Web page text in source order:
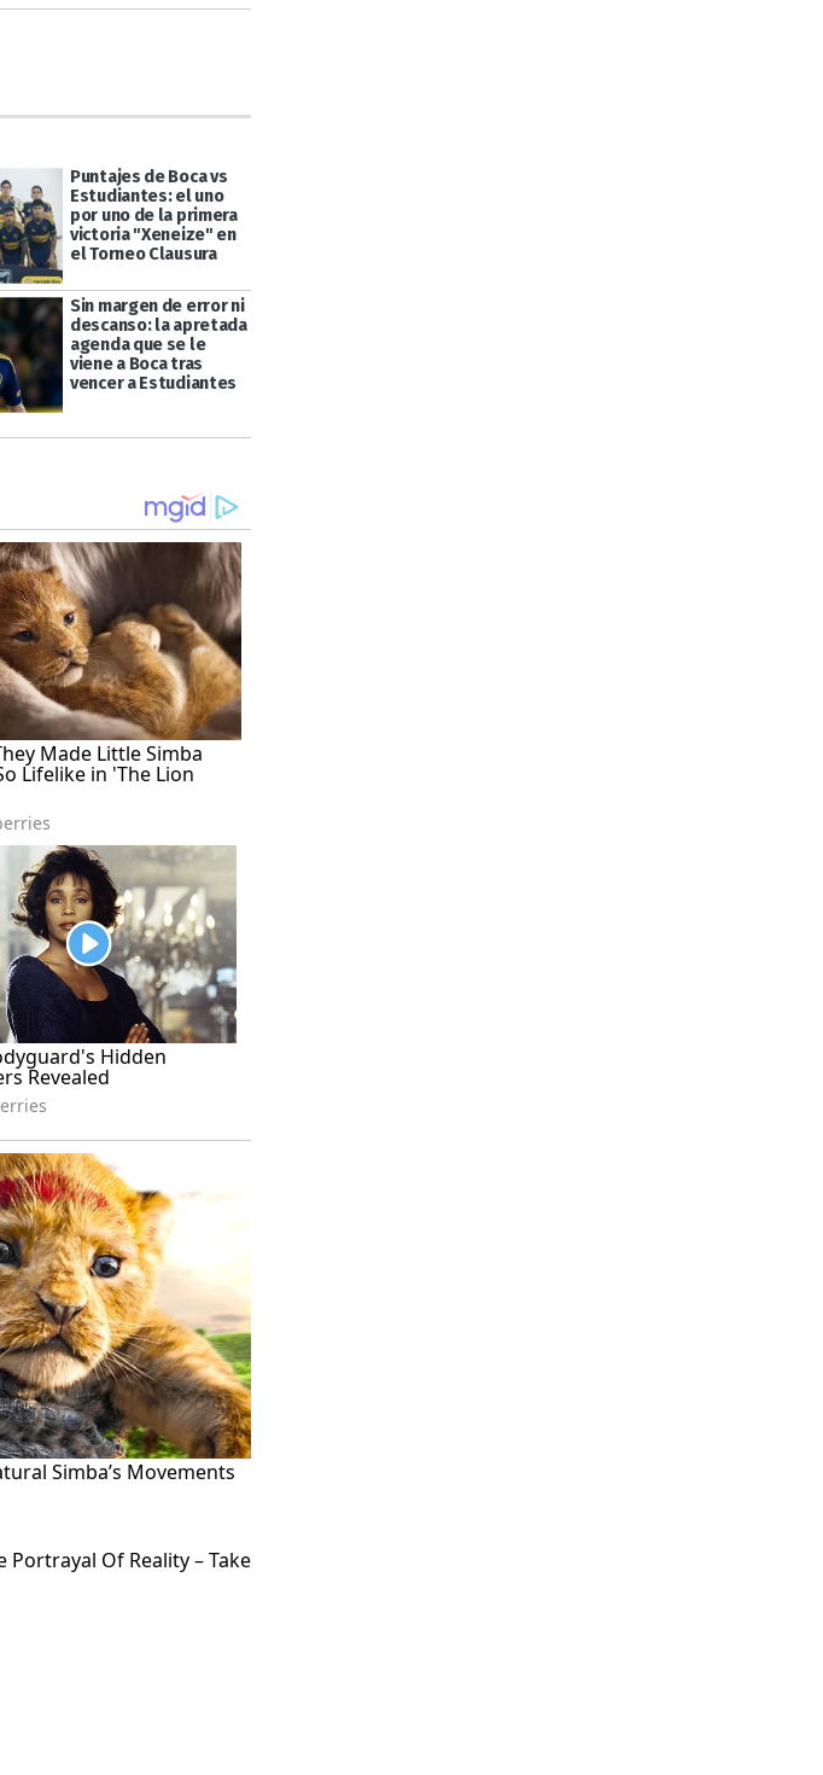
Puntajes de Boca vs
Estudiantes: el uno
por uno de la primera
victoria "Xeneize" en
el Torneo Clausura
Sin margen de error ni
descanso: la apretada
agenda que se le
viene a Boca tras
vencer a Estudiantes